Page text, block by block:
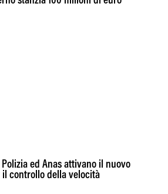
ed Anas attivano il nuovo
controllo della velocità